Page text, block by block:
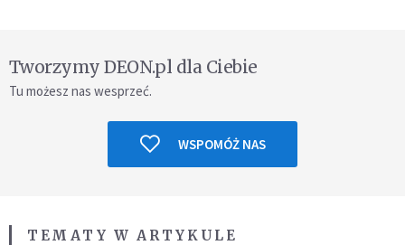
Tworzymy DEON.pl dla Ciebie
Tu możesz nas wesprzeć.
WSPOMÓŻ NAS
TEMATY W ARTYKULE